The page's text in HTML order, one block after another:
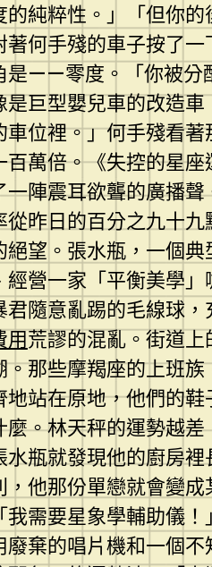
純粹性。」「但你
何手殘的車子按了
——零度。「你被分
巨型嬰兒車的改造
位裡。」何手殘看
萬倍。《失控的星
陣震耳欲聾的廣播
昨日的百分之九十
望。張水瓶，一個
營一家「平衡美學
隨意亂踢的毛線球
用荒謬的混亂。街道
那些摩羯座的上班
站在原地，他們的
。林天秤的運勢越
瓶就發現他的廚房
他那份單戀就會變
需要星象學輔助儀
棄的唱片機和一個